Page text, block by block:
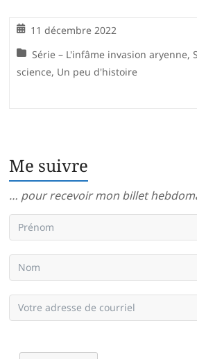
11 décembre 2022
Série – L'infâme invasion aryenne,
science, Un peu d'histoire
Me suivre
… pour recevoir mon billet